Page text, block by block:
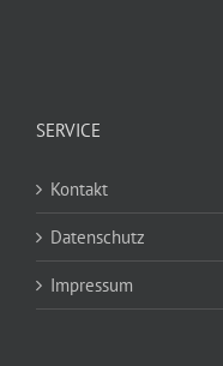
SERVICE
Kontakt
Datenschutz
Impressum